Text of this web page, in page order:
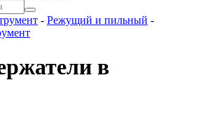
- Режущий и пильный -
в